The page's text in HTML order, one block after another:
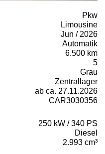
Pkw
Limousine
Jun / 2026
Automatik
6.500 km
5
Grau
Zentrallager
ab ca. 27.11.2026
CAR3030356
250 kW / 340 PS
Diesel
2.993 cm³